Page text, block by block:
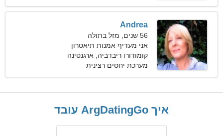
Andrea
56 שנים, מזל בתולה
אני מעדיף אמנות תיאטרון
ושחמט
קומודורו ריבדביה, ארגנטינה
מערכת יחסים רצינית
איך ArgDatingGo עובד